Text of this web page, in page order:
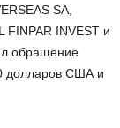
SA,
FINPAR INVEST и
обращение
долларов США и